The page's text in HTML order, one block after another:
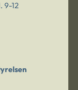
9-12